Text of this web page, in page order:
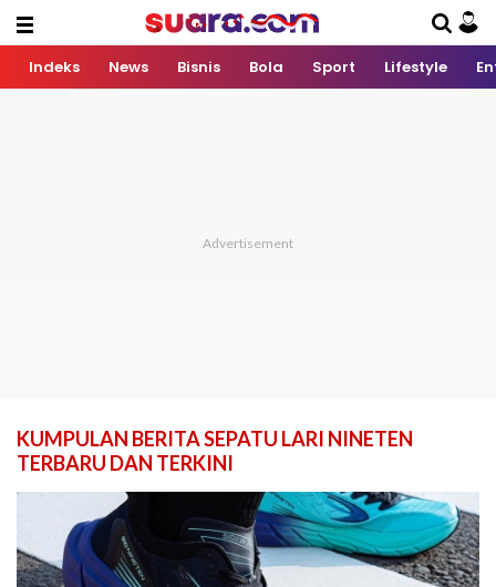
Indeks News Bisnis Bola Sport Lifestyle
KUMPULAN BERITA SEPATU LARI NINETEN
TERBARU DAN TERKINI